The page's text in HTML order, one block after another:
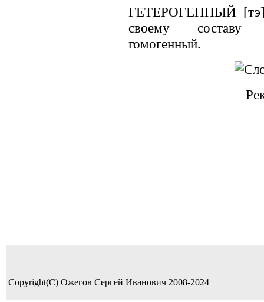
ГЕТЕРОГЕННЫЙ [тэ],
своему составу
гомогенный.
Copyright(C) Ожегов Сергей Иванович 2008-2024